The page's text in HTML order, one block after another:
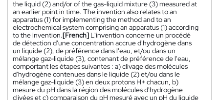
the liquid (2) and/or of the gas-liquid mixture (3) measured at
an earlier point in time. The invention also relates to an
apparatus (1) for implementing the method and to an
electrochemical system comprising an apparatus (1) according
to the invention.[French] L'invention concerne un procédé
de détection d'une concentration accrue d'hydrogène dans
un liquide (2), de préférence dans l'eau, et/ou dans un
mélange gaz-liquide (3), contenant de préférence de l'eau,
comportant les étapes suivantes : a) clivage des molécules
d'hydrogène contenues dans le liquide (2) et/ou dans le
mélange gaz-liquide (3) en deux protons H+ chacun, b)
mesure du pH dans la région des molécules d'hydrogène
clivées et c) comparaison du pH mesuré avec un pH du liquide